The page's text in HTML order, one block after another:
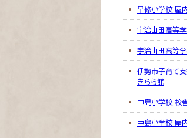
早修小学校 屋
宇治山田高等
宇治山田高等
伊勢市子育て支
きらら館
中島小学校 校
中島小学校 屋